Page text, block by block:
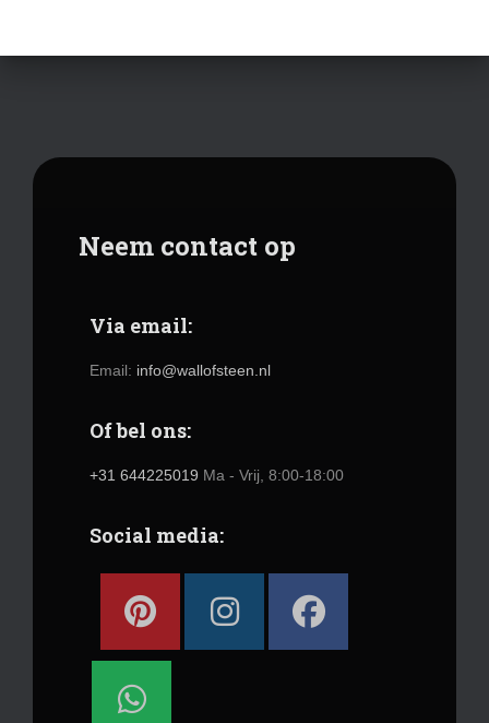
Neem contact op
Via email:
Email: info@wallofsteen.nl
Of bel ons:
+31 644225019 Ma - Vrij, 8:00-18:00
Social media: